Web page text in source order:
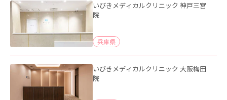
いびきメディカルクリニック 神戸三宮
院
兵庫県
いびきメディカルクリニック 大阪梅田
院